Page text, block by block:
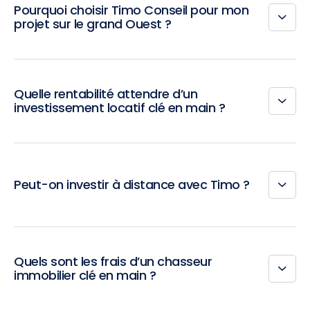
Pourquoi choisir Timo Conseil pour mon
projet sur le grand Ouest ?
Quelle rentabilité attendre d’un
investissement locatif clé en main ?
Peut-on investir à distance avec Timo ?
Quels sont les frais d’un chasseur
immobilier clé en main ?